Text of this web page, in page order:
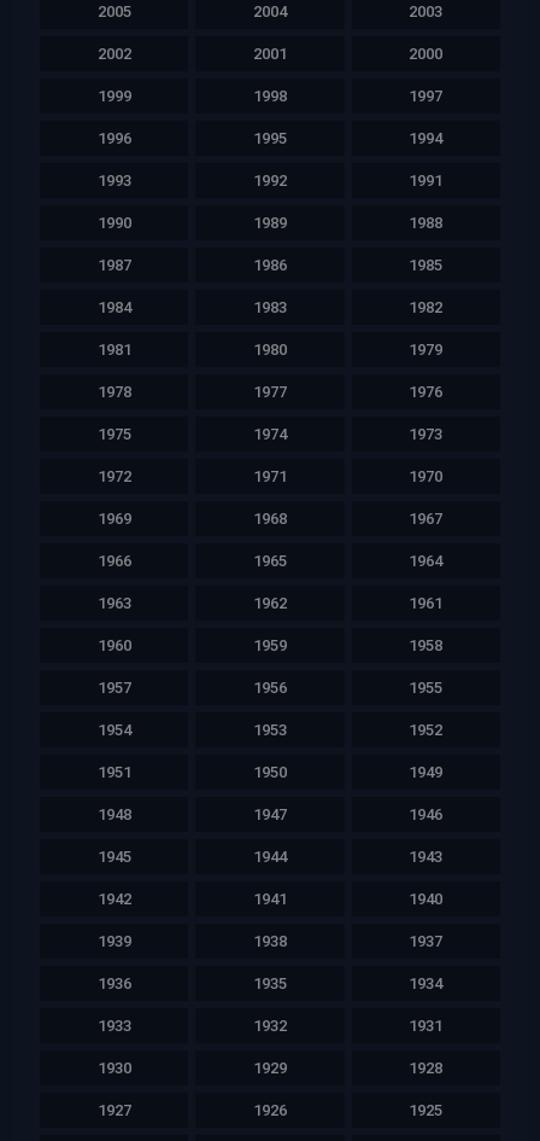
2005 2004 2003
2002 2001 2000
1999 1998 1997
1996 1995 1994
1993 1992 1991
1990 1989 1988
1987 1986 1985
1984 1983 1982
1981 1980 1979
1978 1977 1976
1975 1974 1973
1972 1971 1970
1969 1968 1967
1966 1965 1964
1963 1962 1961
1960 1959 1958
1957 1956 1955
1954 1953 1952
1951 1950 1949
1948 1947 1946
1945 1944 1943
1942 1941 1940
1939 1938 1937
1936 1935 1934
1933 1932 1931
1930 1929 1928
1927 1926 1925